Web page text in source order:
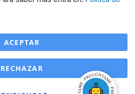
ACEPTAR
RECHAZAR